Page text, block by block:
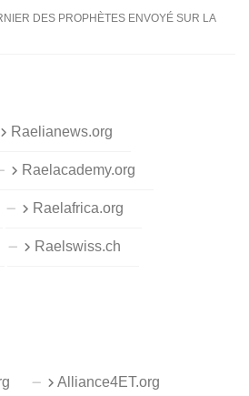
DES PROPHÈTES ENVOYÉ SUR LA
Raelianews.org
Raelacademy.org
Raelafrica.org
Raelswiss.ch
Alliance4ET.org